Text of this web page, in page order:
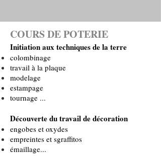
COURS DE POTERIE
Initiation aux techniques de la terre
colombinage
travail à la plaque
modelage
estampage
tournage ...
Découverte du travail de décoration
engobes et oxydes
empreintes et sgraffitos
émaillage...